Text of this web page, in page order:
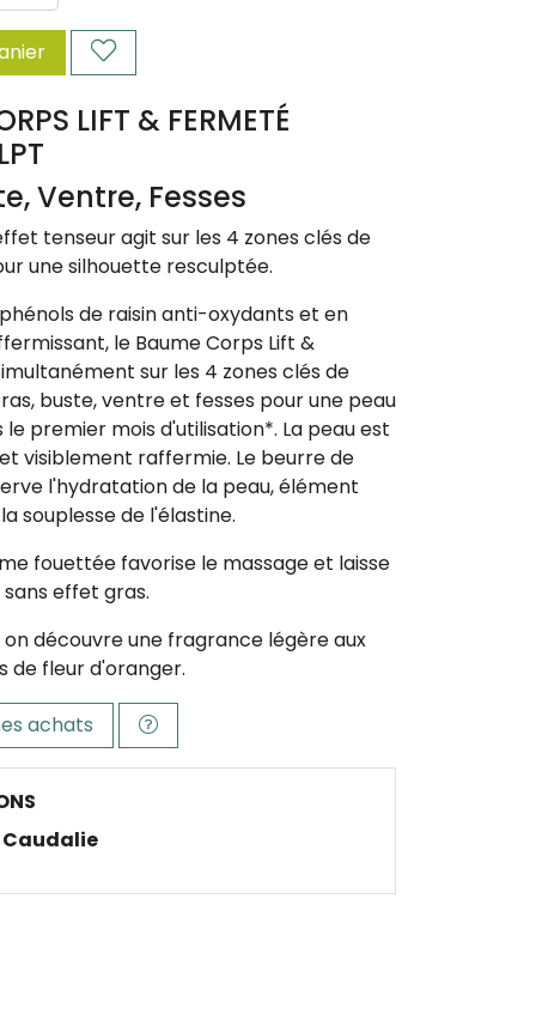
LIFT & FERMETÉ
Ventre, Fesses
tenseur agit sur les 4 zones clés de
une silhouette resculptée.
de raisin anti-oxydants et en
le Baume Corps Lift &
sur les 4 zones clés de
buste, ventre et fesses pour une peau
premier mois d'utilisation*. La peau est
visiblement raffermie. Le beurre de
l'hydratation de la peau, élément
souplesse de l'élastine.
fouettée favorise le massage et laisse
effet gras.
découvre une fragrance légère aux
de fleur d'oranger.
achats
Caudalie